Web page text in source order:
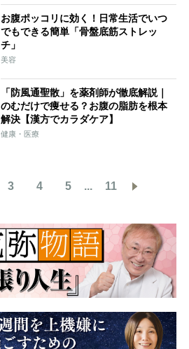
お腹ポッコリに効く！日常生活でいつ
でもできる簡単「骨盤底筋ストレッ
チ」
美容
「防風通聖散」を薬剤師が徹底解説｜
のむだけで痩せる？お腹の脂肪を根本
解決【漢方でカラダケア】
健康・医療
3 4 5 ... 11